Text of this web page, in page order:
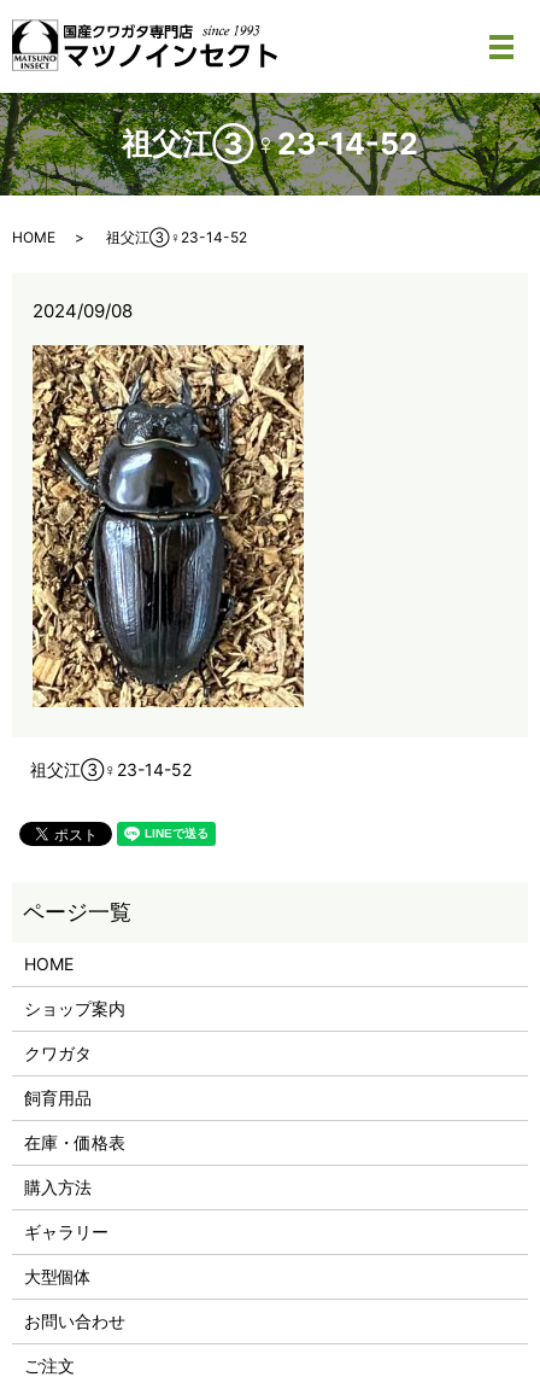
メ
祖父江③♀23-14-52
HOME 祖父江③♀23-14-52
2024/09/08
祖父江③♀23-14-52
HOME
ショップ案内
クワガタ
飼育用品
在庫・価格表
購入方法
ギャラリー
大型個体
お問い合わせ
ご注文